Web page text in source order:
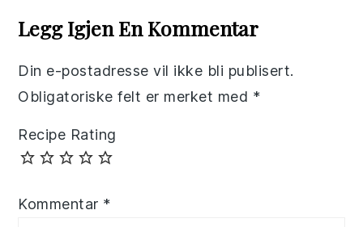
Interactions
Legg Igjen En Kommentar
Din e-postadresse vil ikke bli publisert.
Obligatoriske felt er merket med *
Recipe Rating
Kommentar *